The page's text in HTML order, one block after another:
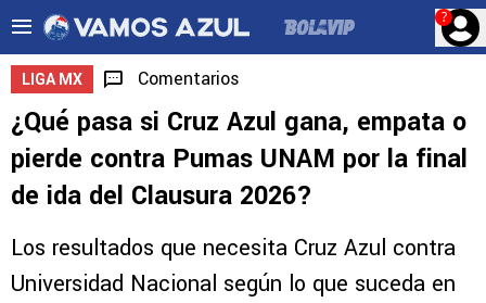
?
LIGA MX Comentarios
¿Qué pasa si Cruz Azul gana, empata o
pierde contra Pumas UNAM por la final
de ida del Clausura 2026?
Los resultados que necesita Cruz Azul contra
Universidad Nacional según lo que suceda en